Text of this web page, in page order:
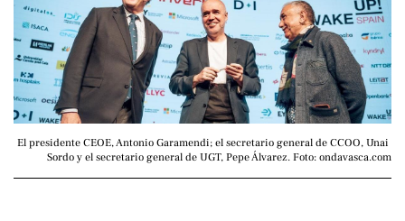
El presidente CEOE, Antonio Garamendi; el secretario general de CCOO, Unai
Sordo y el secretario general de UGT, Pepe Álvarez. Foto: ondavasca.com